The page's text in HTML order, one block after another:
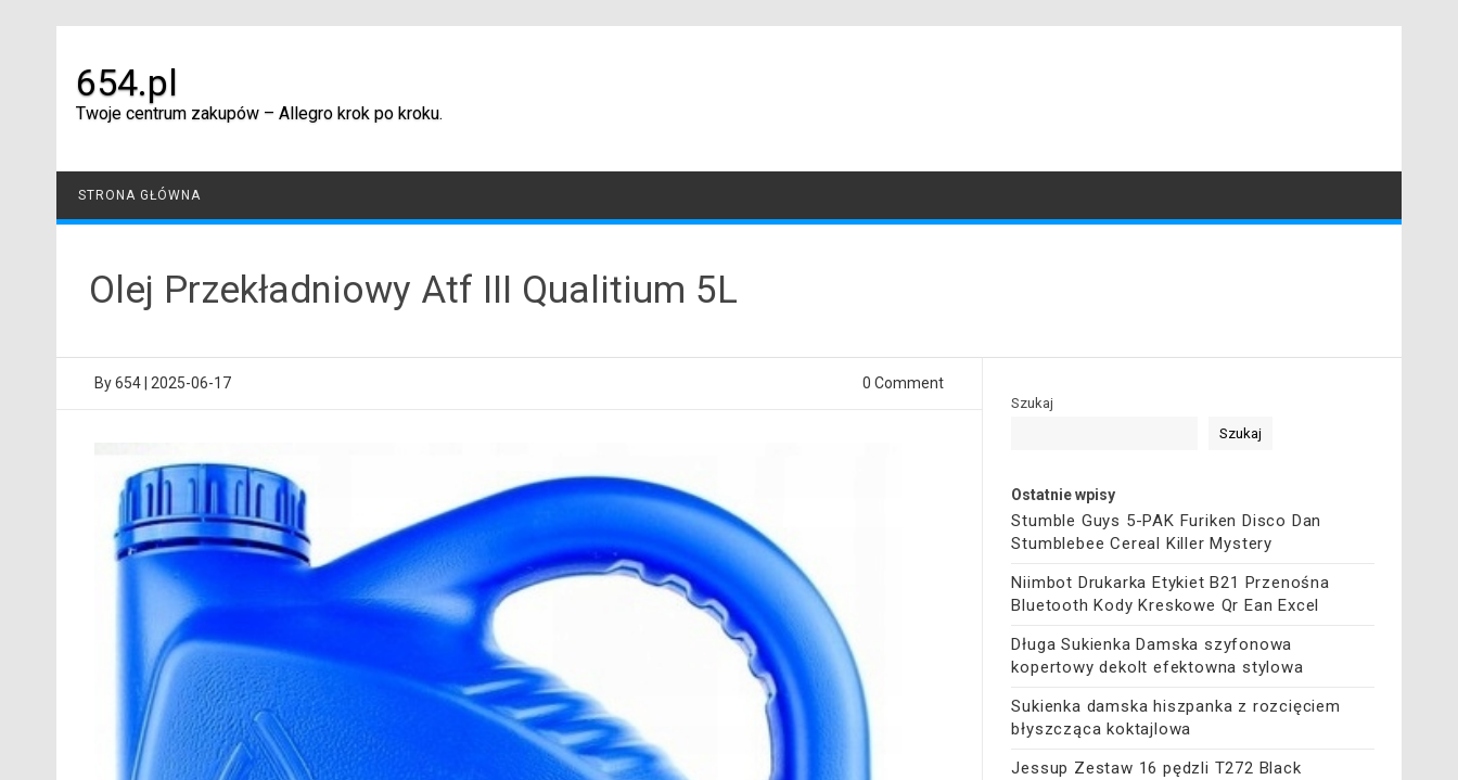
654.pl
Twoje centrum zakupów – Allegro krok po kroku.
STRONA GŁÓWNA
Olej Przekładniowy Atf III Qualitium 5L
By654 2025-06-17 0 Comment
Szukaj
Szukaj
Ostatnie wpisy
Stumble Guys 5-PAK Furiken Disco Dan
Stumblebee Cereal Killer Mystery
Niimbot Drukarka Etykiet B21 Przenośna
Bluetooth Kody Kreskowe Qr Ean Excel
Długa Sukienka Damska szyfonowa
kopertowy dekolt efektowna stylowa
Sukienka damska hiszpanka z rozcięciem
błyszcząca koktajlowa
Jessup Zestaw 16 pędzli T272 Black